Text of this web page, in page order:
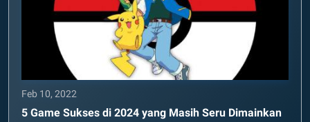
Feb 10, 2022
5 Game Sukses di 2024 yang Masih Seru Dimainkan